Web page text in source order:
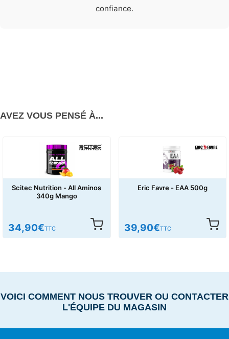
confiance.
AVEZ VOUS PENSÉ À...
Scitec Nutrition - All Aminos
340g Mango
34,90€TTC
Eric Favre - EAA 500g
39,90€TTC
VOICI COMMENT NOUS TROUVER OU CONTACTER
L'ÉQUIPE DU MAGASIN